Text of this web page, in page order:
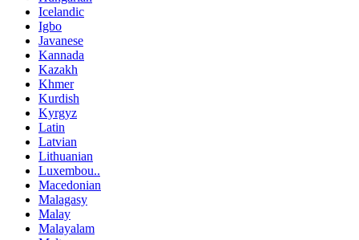
Icelandic
Igbo
Javanese
Kannada
Kazakh
Khmer
Kurdish
Kyrgyz
Latin
Latvian
Lithuanian
Luxembou..
Macedonian
Malagasy
Malay
Malayalam